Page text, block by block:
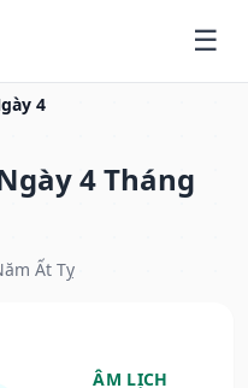
4
4 Tháng
Ất Tỵ
ÂM LỊCH